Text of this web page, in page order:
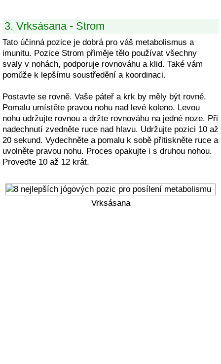
3. Vrksásana - Strom
Tato účinná pozice je dobrá pro váš metabolismus a
imunitu. Pozice Strom přiměje tělo používat všechny
svaly v nohách, podporuje rovnováhu a klid. Také vám
pomůže k lepšímu soustředění a koordinaci.
Postavte se rovně. Vaše páteř a krk by měly být rovné.
Pomalu umístěte pravou nohu nad levé koleno. Levou
nohu udržujte rovnou a držte rovnováhu na jedné noze. Při
nadechnutí zvedněte ruce nad hlavu. Udržujte pozici 10 až
20 sekund. Vydechněte a pomalu k sobě přitiskněte ruce a
uvolněte pravou nohu. Proces opakujte i s druhou nohou.
Proveďte 10 až 12 krát.
Vrksásana